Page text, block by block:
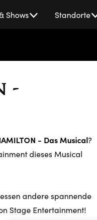
Shows Standorte
-
- Das Musical?
dieses Musical
andere spannende
Stage Entertainment!